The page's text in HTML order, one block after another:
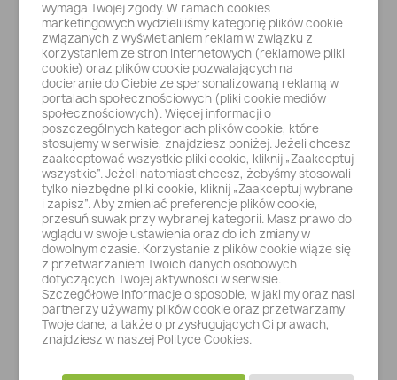
JAX12 ODTŁUSZCZACZ W ŻELU...
108,24 zł
wymaga Twojej zgody. W ramach cookies
marketingowych wydzieliliśmy kategorię plików cookie
związanych z wyświetlaniem reklam w związku z
korzystaniem ze stron internetowych (reklamowe pliki
cookie) oraz plików cookie pozwalających na
docieranie do Ciebie ze spersonalizowaną reklamą w
portalach społecznościowych (pliki cookie mediów
społecznościowych). Więcej informacji o
poszczególnych kategoriach plików cookie, które
stosujemy w serwisie, znajdziesz poniżej. Jeżeli chcesz
zaakceptować wszystkie pliki cookie, kliknij „Zaakceptuj
wszystkie”. Jeżeli natomiast chcesz, żebyśmy stosowali
tylko niezbędne pliki cookie, kliknij „Zaakceptuj wybrane
i zapisz”. Aby zmieniać preferencje plików cookie,
przesuń suwak przy wybranej kategorii. Masz prawo do
wglądu w swoje ustawienia oraz do ich zmiany w
dowolnym czasie. Korzystanie z plików cookie wiąże się
z przetwarzaniem Twoich danych osobowych
dotyczących Twojej aktywności w serwisie.
Szczegółowe informacje o sposobie, w jaki my oraz nasi
partnerzy używamy plików cookie oraz przetwarzamy
Twoje dane, a także o przysługujących Ci prawach,
znajdziesz w naszej Polityce Cookies.